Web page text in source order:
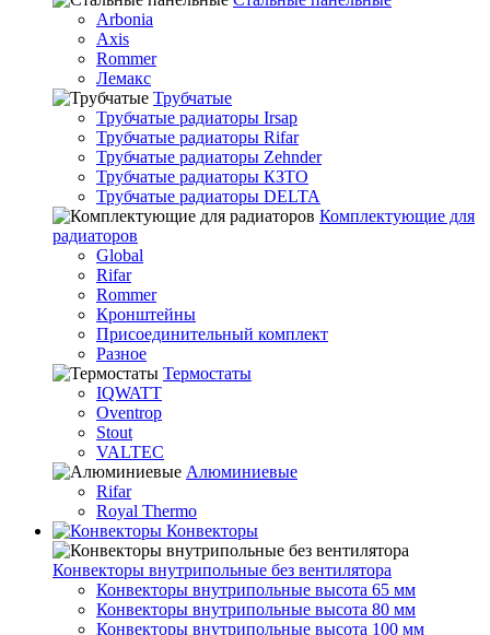
Arbonia
Axis
Rommer
Лемакс
Трубчатые
Трубчатые радиаторы Irsap
Трубчатые радиаторы Rifar
Трубчатые радиаторы Zehnder
Трубчатые радиаторы КЗТО
Трубчатые радиаторы DELTA
Комплектующие для
радиаторов
Global
Rifar
Rommer
Кронштейны
Присоединительный комплект
Разное
Термостаты
IQWATT
Oventrop
Stout
VALTEC
Алюминиевые
Rifar
Royal Thermo
Конвекторы
Конвекторы внутрипольные без вентилятора
Конвекторы внутрипольные высота 65 мм
Конвекторы внутрипольные высота 80 мм
Конвекторы внутрипольные высота 100 мм